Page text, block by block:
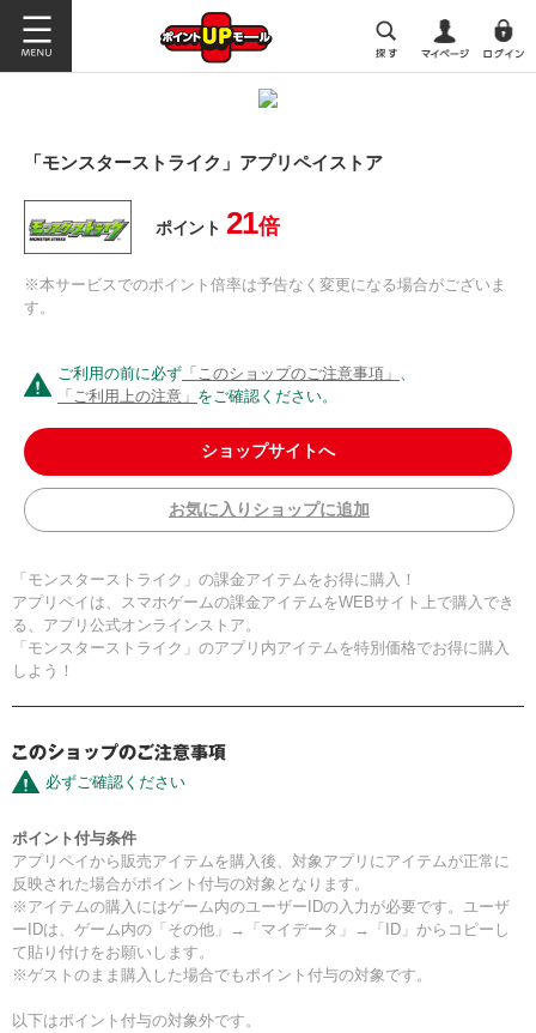
「モンスターストライク」アプリペイストア
ポイント 21倍
※本サービスでのポイント倍率は予告なく変更になる場合がございま
す。
ご利用の前に必ず 「このショップのご注意事項」 、
「ご利用上の注意」 をご確認ください。
ショップサイトへ
お気に入りショップに追加
「モンスターストライク」の課金アイテムをお得に購入！
アプリペイは、スマホゲームの課金アイテムをWEBサイト上で購入でき
る、アプリ公式オンラインストア。
「モンスターストライク」のアプリ内アイテムを特別価格でお得に購入
しよう！
必ずご確認ください
ポイント付与条件
アプリペイから販売アイテムを購入後、対象アプリにアイテムが正常に
反映された場合がポイント付与の対象となります。
※アイテムの購入にはゲーム内のユーザーIDの入力が必要です。ユーザ
ーIDは、ゲーム内の「その他」→「マイデータ」→「ID」からコピーし
て貼り付けをお願いします。
※ゲストのまま購入した場合でもポイント付与の対象です。
以下はポイント付与の対象外です。